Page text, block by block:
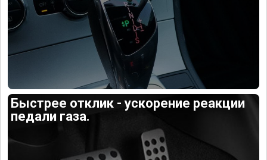
Быстрее отклик - ускорение реакции
педали газа.